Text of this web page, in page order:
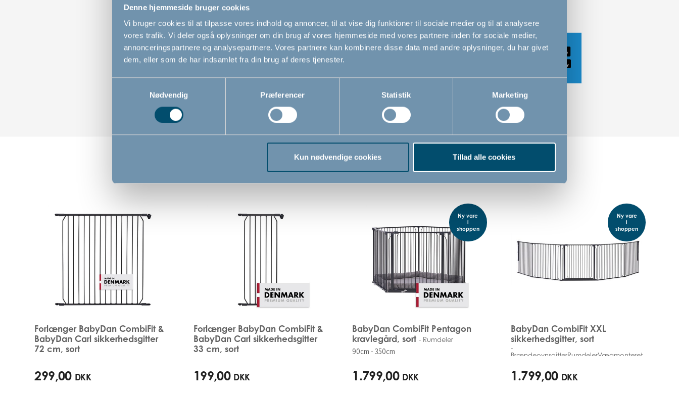
Denne hjemmeside bruger cookies
Vi bruger cookies til at tilpasse vores indhold og annoncer, til at vise dig funktioner til sociale medier og til at analysere
vores trafik. Vi deler også oplysninger om din brug af vores hjemmeside med vores partnere inden for sociale medier,
annonceringspartnere og analysepartnere. Vores partnere kan kombinere disse data med andre oplysninger, du har givet
dem, eller som de har indsamlet fra din brug af deres tjenester.
Nødvendig
Præferencer Statistik Marketing
Kun nødvendige cookies Tillad alle cookies
Relaterede produkter
Forlænger BabyDan CombiFit &
BabyDan Carl sikkerhedsgitter
72 cm, sort
299,00 DKK
Forlænger BabyDan CombiFit &
BabyDan Carl sikkerhedsgitter
33 cm, sort
199,00 DKK
Ny vare
i
shoppen
BabyDan CombiFit Pentagon
kravlegård, sort- Rumdeler
90cm - 350cm
1.799,00 DKK
Ny vare
i
shoppen
BabyDan CombiFit XXL
sikkerhedsgitter, sort
-
BrændeovnsgitterRumdelerVægmonteret
1.799,00 DKK